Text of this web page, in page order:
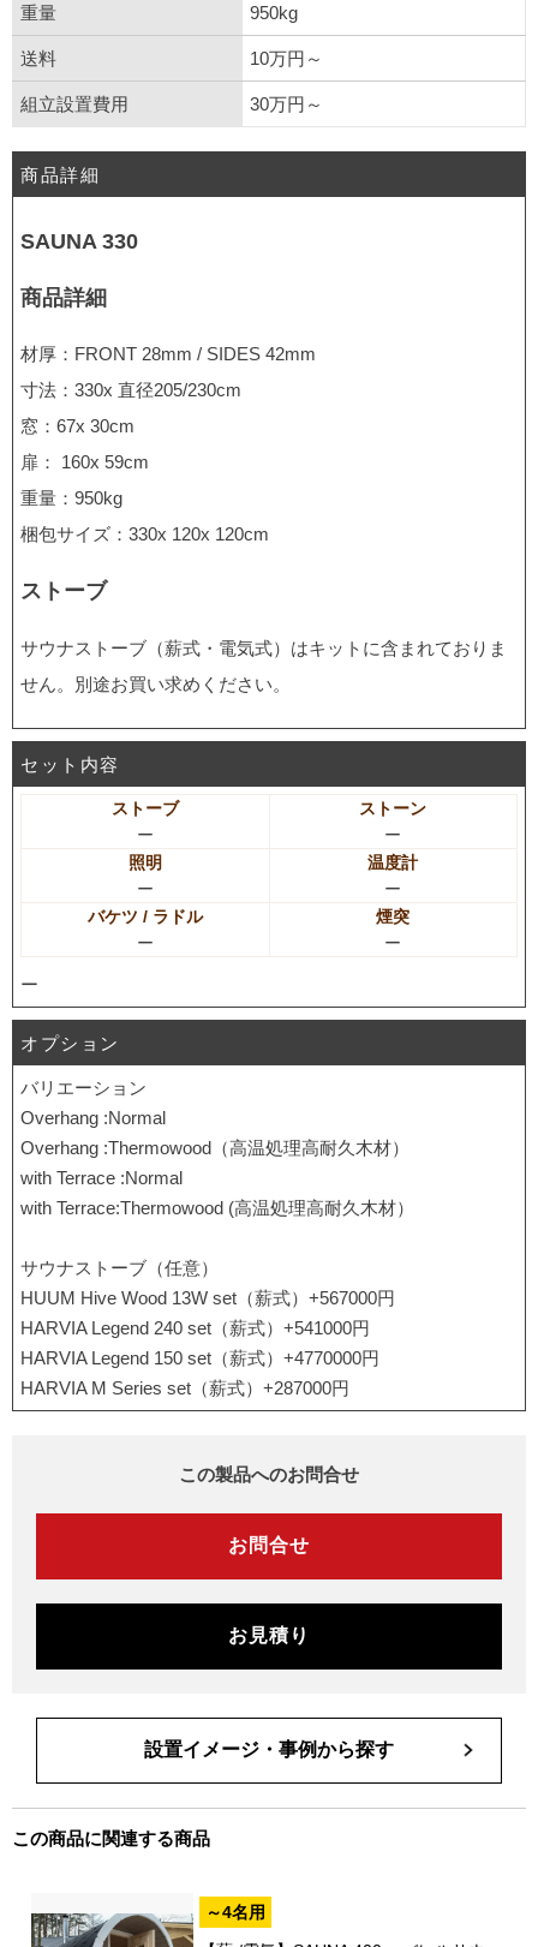
商品詳細
SAUNA 330
商品詳細
材厚：FRONT 28mm / SIDES 42mm
寸法：330x 直径205/230cm
窓：67x 30cm
扉： 160x 59cm
重量：950kg
梱包サイズ：330x 120x 120cm
ストーブ
サウナストーブ（薪式・電気式）はキットに含まれておりま
せん。別途お買い求めください。
セット内容
ストーブ
ー
ストーン
ー
照明
ー
温度計
ー
バケツ / ラドル
ー
煙突
ー
ー
オプション
バリエーション
Overhang :Normal
Overhang :Thermowood（高温処理高耐久木材）
with Terrace :Normal
with Terrace:Thermowood (高温処理高耐久木材）
サウナストーブ（任意）
HUUM Hive Wood 13W set（薪式）+567000円
HARVIA Legend 240 set（薪式）+541000円
HARVIA Legend 150 set（薪式）+4770000円
HARVIA M Series set（薪式）+287000円
重量 950kg
送料 10万円～
組立設置費用 30万円～
この製品へのお問合せ
お問合せ
お見積り
設置イメージ・事例から探す
この商品に関連する商品
～4名用